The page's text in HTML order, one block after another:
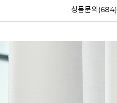
상품문의(684)